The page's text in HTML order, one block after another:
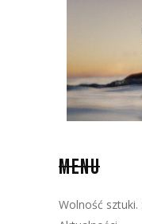
MENU
Wolność